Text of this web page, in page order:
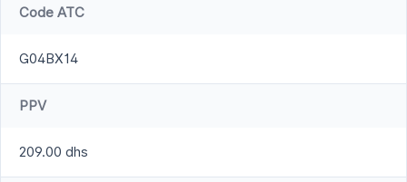
Code ATC
G04BX14
PPV
209.00 dhs